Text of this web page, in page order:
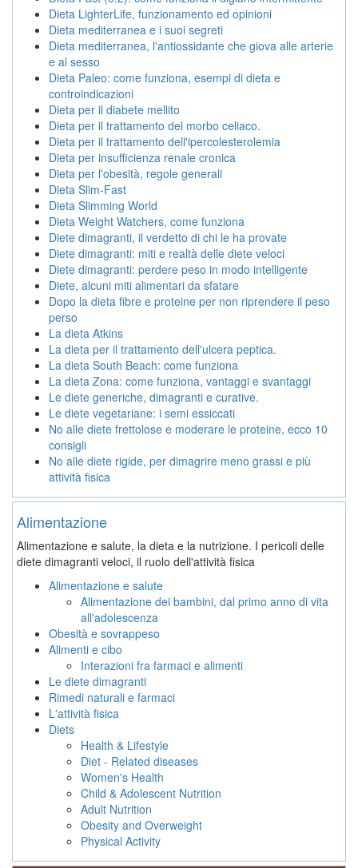
Dieta LighterLife, funzionamento ed opinioni
Dieta mediterranea e i suoi segreti
Dieta mediterranea, l'antiossidante che giova alle arterie
e al sesso
Dieta Paleo: come funziona, esempi di dieta e
controindicazioni
Dieta per il diabete mellito
Dieta per il trattamento del morbo celiaco.
Dieta per il trattamento dell'ipercolesterolemia
Dieta per insufficienza renale cronica
Dieta per l'obesità, regole generali
Dieta Slim-Fast
Dieta Slimming World
Dieta Weight Watchers, come funziona
Diete dimagranti, il verdetto di chi le ha provate
Diete dimagranti: miti e realtà delle diete veloci
Diete dimagranti: perdere peso in modo intelligente
Diete, alcuni miti alimentari da sfatare
Dopo la dieta fibre e proteine per non riprendere il peso
perso
La dieta Atkins
La dieta per il trattamento dell'ulcera peptica.
La dieta South Beach: come funziona
La dieta Zona: come funziona, vantaggi e svantaggi
Le diete generiche, dimagranti e curative.
Le diete vegetariane: i semi essiccati
No alle diete frettolose e moderare le proteine, ecco 10
consigli
No alle diete rigide, per dimagrire meno grassi e più
attività fisica
Alimentazione
Alimentazione e salute, la dieta e la nutrizione. I pericoli delle
diete dimagranti veloci, il ruolo dell'attività fisica
Alimentazione e salute
Alimentazione dei bambini, dal primo anno di vita
all'adolescenza
Obesità e sovrappeso
Alimenti e cibo
Interazioni fra farmaci e alimenti
Le diete dimagranti
Rimedi naturali e farmaci
L'attività fisica
Diets
Health & Lifestyle
Diet - Related diseases
Women's Health
Child & Adolescent Nutrition
Adult Nutrition
Obesity and Overweight
Physical Activity